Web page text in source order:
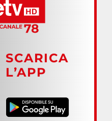
SCARICA
L’APP